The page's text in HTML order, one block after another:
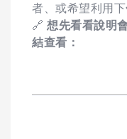
者、或希望利用
🔗 想先看看說明
結查看：